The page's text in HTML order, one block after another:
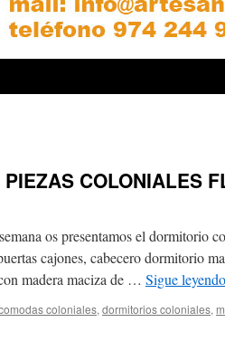
COLONIALES
os presentamos el dormitorio
cajones, cabecero dormitorio
madera maciza de … Sigue leyendo
coloniales, dormitorios coloniales,